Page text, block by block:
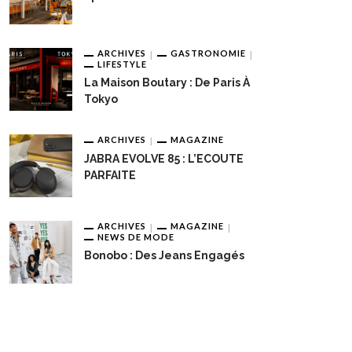
ARCHIVES
GASTRONOMIE
LIFESTYLE
La Maison Boutary : De Paris À
Tokyo
ARCHIVES MAGAZINE
JABRA EVOLVE 85 : L’ECOUTE
PARFAITE
ARCHIVES
MAGAZINE
NEWS DE MODE
Bonobo : Des Jeans Engagés